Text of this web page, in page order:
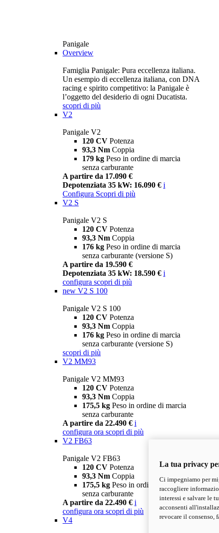
Panigale
Overview
Famiglia Panigale: Pura eccellenza italiana.
Un esempio di eccellenza italiana, con DNA
racing e spirito competitivo: la Panigale è
l’oggetto del desiderio di ogni Ducatista.
scopri di più
V2
Panigale V2
120 CV Potenza
93,3 Nm Coppia
179 kg Peso in ordine di marcia
senza carburante
A partire da 17.090 €
Depotenziata 35 kW: 16.090 € i
Configura Scopri di più
V2 S
Panigale V2 S
120 CV Potenza
93,3 Nm Coppia
176 kg Peso in ordine di marcia
senza carburante (versione S)
A partire da 19.590 €
Depotenziata 35 kW: 18.590 € i
configura scopri di più
new V2 S 100
Panigale V2 S 100
120 CV Potenza
93,3 Nm Coppia
176 kg Peso in ordine di marcia
senza carburante (versione S)
scopri di più
V2 MM93
Panigale V2 MM93
120 CV Potenza
93,3 Nm Coppia
175,5 kg Peso in ordine di marcia
senza carburante
A partire da 22.490 € i
configura ora scopri di più
V2 FB63
Panigale V2 FB63
120 CV Potenza
93,3 Nm Coppia
175,5 kg Peso in ordine di marcia
senza carburante
A partire da 22.490 € i
configura ora scopri di più
V4
La tua privacy
Ci impegniamo per
raccogliere
interessi e salvare le
acconsenti
revocare il consenso,